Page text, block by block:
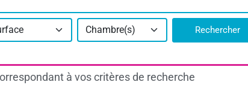
Chambre(s) Rechercher
à vos critères de recherche